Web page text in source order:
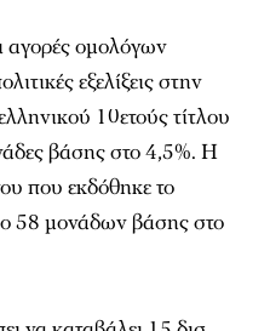
αγορές ομολόγων
εξελίξεις στην
10ετούς τίτλου
βάσης στο 4,5%. Η
που εκδόθηκε το
58 μονάδων βάσης στο